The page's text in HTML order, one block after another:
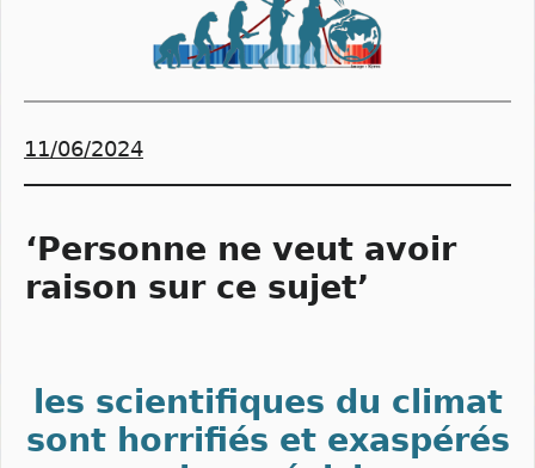
11/06/2024
‘Personne ne veut avoir
raison sur ce sujet’
les scientifiques du climat
sont horrifiés et exaspérés